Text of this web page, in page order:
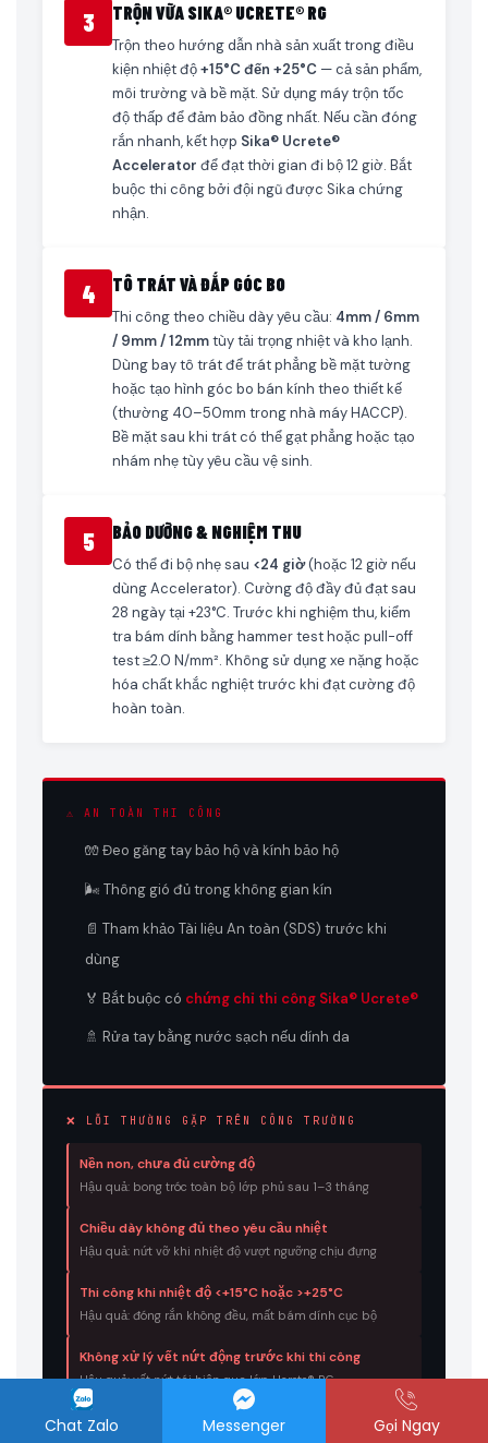
3 TRỘN VỮA SIKA® UCRETE® RG
Trộn theo hướng dẫn nhà sản xuất trong điều
kiện nhiệt độ+15°C đến +25°C — cả sản phẩm,
môi trường và bề mặt. Sử dụng máy trộn tốc
độ thấp để đảm bảo đồng nhất. Nếu cần đóng
rắn nhanh, kết hợp Sika® Ucrete®
Accelerator để đạt thời gian đi bộ 12 giờ. Bắt
buộc thi công bởi đội ngũ được Sika chứng
nhận.
4 TÔ TRÁT VÀ ĐẮP GÓC BO
Thi công theo chiều dày yêu cầu: 4mm / 6mm
/ 9mm / 12mmtùy tải trọng nhiệt và kho lạnh.
Dùng bay tô trát để trát phẳng bề mặt tường
hoặc tạo hình góc bo bán kính theo thiết kế
(thường 40–50mm trong nhà máy HACCP).
Bề mặt sau khi trát có thể gạt phẳng hoặc tạo
nhám nhẹ tùy yêu cầu vệ sinh.
5 BẢO DƯỠNG & NGHIỆM THU
Có thể đi bộ nhẹ sau <24 giờ(hoặc 12 giờ nếu
dùng Accelerator). Cường độ đầy đủ đạt sau
28 ngày tại +23°C. Trước khi nghiệm thu, kiểm
tra bám dính bằng hammer test hoặc pull-off
test ≥2.0 N/mm². Không sử dụng xe nặng hoặc
hóa chất khắc nghiệt trước khi đạt cường độ
hoàn toàn.
⚠️ AN TOÀN THI CÔNG
🧤 Đeo găng tay bảo hộ và kính bảo hộ
🌬️ Thông gió đủ trong không gian kín
📄 Tham khảo Tài liệu An toàn (SDS) trước khi
dùng
🏅 Bắt buộc có chứng chỉ thi công Sika® Ucrete®
🚿 Rửa tay bằng nước sạch nếu dính da
❌ LỖI THƯỜNG GẶP TRÊN CÔNG TRƯỜNG
Nền non, chưa đủ cường độ
Hậu quả: bong tróc toàn bộ lớp phủ sau 1–3 tháng
Chiều dày không đủ theo yêu cầu nhiệt
Hậu quả: nứt vỡ khi nhiệt độ vượt ngưỡng chịu đựng
Thi công khi nhiệt độ <+15°C hoặc >+25°C
Hậu quả: đóng rắn không đều, mất bám dính cục bộ
Không xử lý vết nứt động trước khi thi công
Hậu quả: vết nứt tái hiện qua lớp Ucrete® RG
Chat Zalo Messenger Gọi Ngay